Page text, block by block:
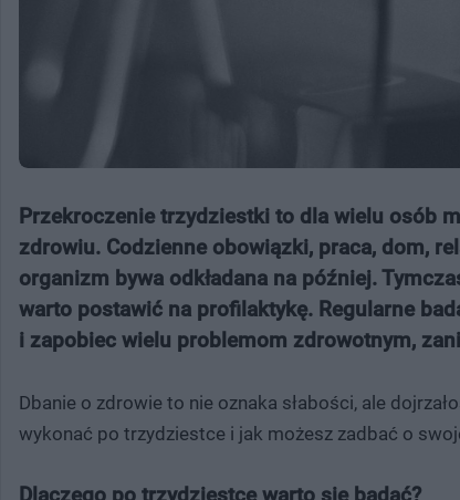
Przekroczenie trzydziestki to dla wielu osób
zdrowiu. Codzienne obowiązki, praca, dom,
organizm bywa odkładana na później.
warto postawić na profilaktykę. Regularne
i zapobiec wielu problemom zdrowotnym,
Dbanie o zdrowie to nie oznaka słabości, ale
wykonać po trzydziestce i jak możesz zadbać o